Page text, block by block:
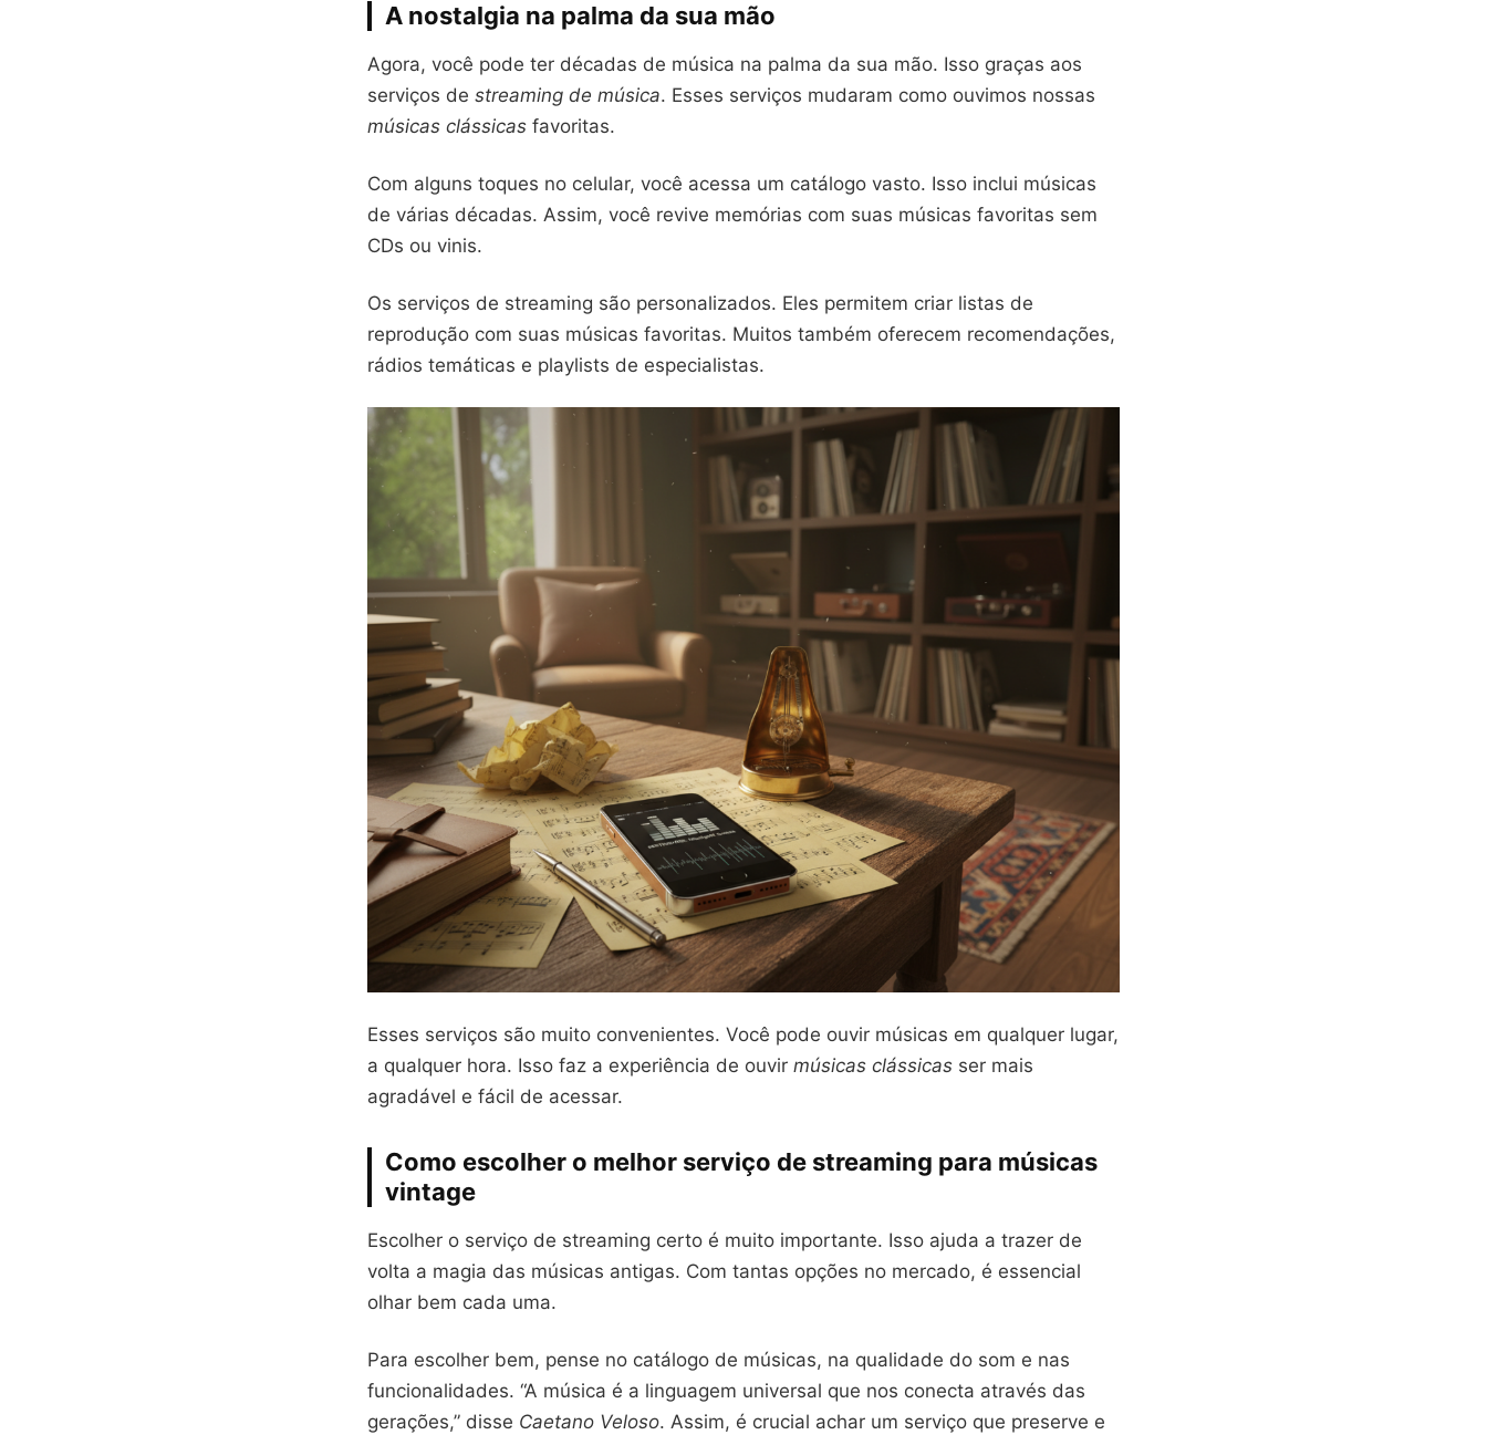
A nostalgia na palma da sua mão
Agora, você pode ter décadas de música na palma da sua mão. Isso graças aos
serviços de streaming de música. Esses serviços mudaram como ouvimos nossas
músicas clássicas favoritas.
Com alguns toques no celular, você acessa um catálogo vasto. Isso inclui músicas
de várias décadas. Assim, você revive memórias com suas músicas favoritas sem
CDs ou vinis.
Os serviços de streaming são personalizados. Eles permitem criar listas de
reprodução com suas músicas favoritas. Muitos também oferecem recomendações,
rádios temáticas e playlists de especialistas.
Esses serviços são muito convenientes. Você pode ouvir músicas em qualquer lugar,
a qualquer hora. Isso faz a experiência de ouvir músicas clássicas ser mais
agradável e fácil de acessar.
Como escolher o melhor serviço de streaming para músicas
vintage
Escolher o serviço de streaming certo é muito importante. Isso ajuda a trazer de
volta a magia das músicas antigas. Com tantas opções no mercado, é essencial
olhar bem cada uma.
Para escolher bem, pense no catálogo de músicas, na qualidade do som e nas
funcionalidades. “A música é a linguagem universal que nos conecta através das
gerações,” disse Caetano Veloso. Assim, é crucial achar um serviço que preserve e